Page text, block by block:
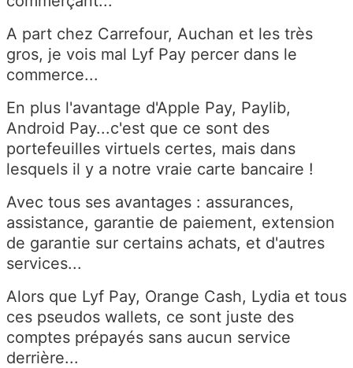
A part chez Carrefour, Auchan et les très
gros, je vois mal Lyf Pay percer dans le
commerce...
En plus l'avantage d'Apple Pay, Paylib,
Android Pay...c'est que ce sont des
portefeuilles virtuels certes, mais dans
lesquels il y a notre vraie carte bancaire !
Avec tous ses avantages : assurances,
assistance, garantie de paiement, extension
de garantie sur certains achats, et d'autres
services...
Alors que Lyf Pay, Orange Cash, Lydia et tous
ces pseudos wallets, ce sont juste des
comptes prépayés sans aucun service
derrière...